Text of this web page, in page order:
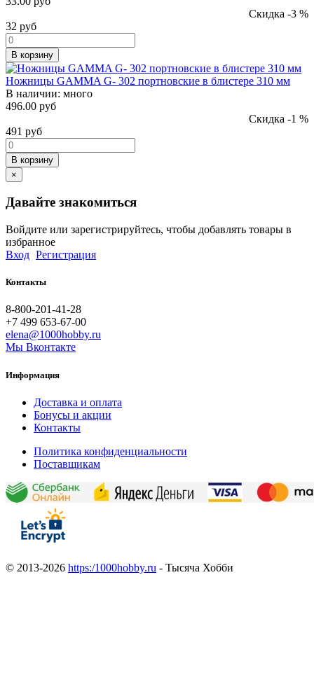
Скидка -3 %
32 руб
В корзину
Ножницы GAMMA G- 302 портновские в блистере 310 мм
В наличии: много
496.00 руб
Скидка -1 %
491 руб
В корзину
×
Давайте знакомиться
Войдите или зарегистрируйтесь, чтобы добавлять товары в
избранное
Вход Регистрация
Контакты
8-800-201-41-28
+7 499 653-67-00
elena@1000hobby.ru
Мы Вконтакте
Информация
Доставка и оплата
Бонусы и акции
Контакты
Политика конфиденциальности
Поставщикам
© 2013-2026 https:/1000hobby.ru - Тысяча Хобби